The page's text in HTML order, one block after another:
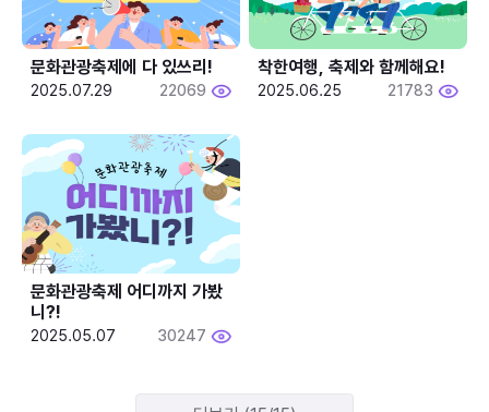
문화관광축제에 다 있쓰리!
2025.07.29 22069
착한여행, 축제와 함께해요!
2025.06.25 21783
문화관광축제 어디까지 가봤
니?!
2025.05.07 30247